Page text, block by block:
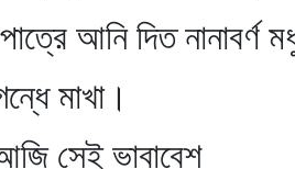
আনি দিত নানাবর্ণ
মাখা।
সেই ভাবাবেশ